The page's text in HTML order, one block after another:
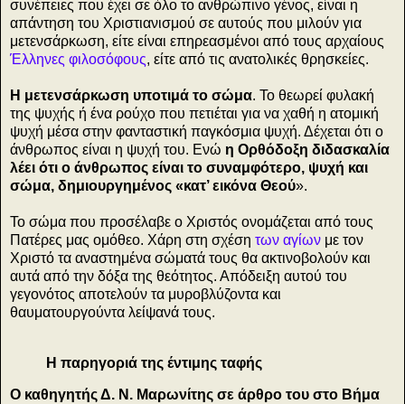
συνέπειες που έχει σε όλο το ανθρώπινο γένος, είναι η
απάντηση του Χριστιανισμού σε αυτούς που μιλούν για
μετενσάρκωση, είτε είναι επηρεασμένοι από τους αρχαίους
Έλληνες φιλοσόφους, είτε από τις ανατολικές θρησκείες.
Η μετενσάρκωση υποτιμά το σώμα. Το θεωρεί φυλακή
της ψυχής ή ένα ρούχο που πετιέται για να χαθή η ατομική
ψυχή μέσα στην φανταστική παγκόσμια ψυχή. Δέχεται ότι ο
άνθρωπος είναι η ψυχή του. Ενώ η Ορθόδοξη διδασκαλία
λέει ότι ο άνθρωπος είναι το συναμφότερο, ψυχή και
σώμα, δημιουργημένος «κατ’ εικόνα Θεού».
Το σώμα που προσέλαβε ο Χριστός ονομάζεται από τους
Πατέρες μας ομόθεο. Χάρη στη σχέση των αγίων με τον
Χριστό τα αναστημένα σώματά τους θα ακτινοβολούν και
αυτά από την δόξα της θεότητος. Απόδειξη αυτού του
γεγονότος αποτελούν τα μυροβλύζοντα και
θαυματουργούντα λείψανά τους.
Η παρηγοριά της έντιμης ταφής
Ο καθηγητής Δ. Ν. Μαρωνίτης σε άρθρο του στο Βήμα